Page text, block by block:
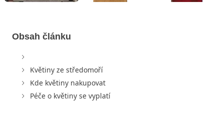
Obsah článku
Květiny ze středomoří
Kde květiny nakupovat
Péče o květiny se vyplatí